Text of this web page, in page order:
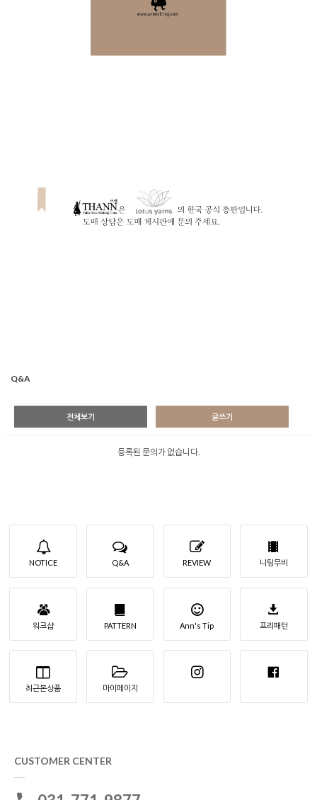
Q&A
전체보기 글쓰기
등록된 문의가 없습니다.
NOTICE Q&A REVIEW 니팅무비
워크샵 PATTERN Ann's Tip 프리패턴
최근본상품 마이페이지
CUSTOMER CENTER